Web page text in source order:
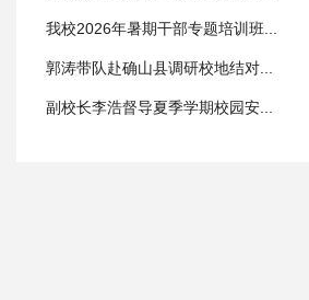
我校2026年暑期干部专题培训班...
郭涛带队赴确山县调研校地结对...
副校长李浩督导夏季学期校园安...